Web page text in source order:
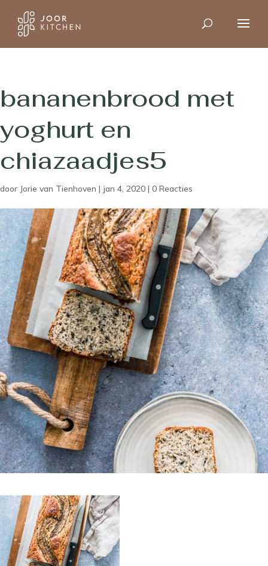
bananenbrood met
yoghurt en
chiazaadjes5
door Jorie van Tienhoven | jan 4, 2020 | 0 Reacties